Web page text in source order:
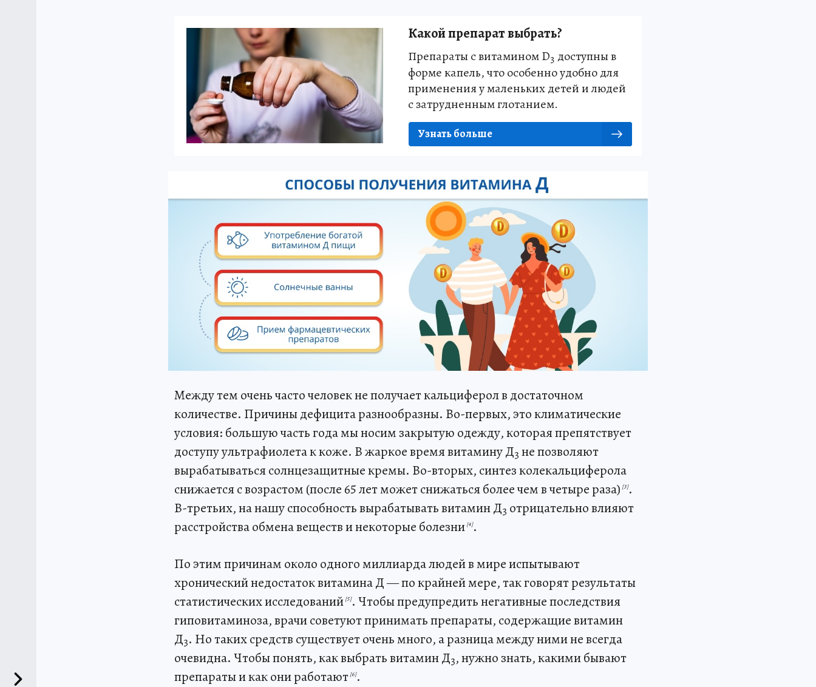
Какой препарат выбрать?
Препараты с витамином D3 доступны в
форме капель, что особенно удобно для
применения у маленьких детей и людей
с затрудненным глотанием.
Узнать больше
Между тем очень часто человек не получает кальциферол в достаточном
количестве. Причины дефицита разнообразны. Во-первых, это климатические
условия: большую часть года мы носим закрытую одежду, которая препятствует
доступу ультрафиолета к коже. В жаркое время витамину Д3 не позволяют
вырабатываться солнцезащитные кремы. Во-вторых, синтез колекальциферола
снижается с возрастом (после 65 лет может снижаться более чем в четыре раза) [3].
В-третьих, на нашу способность вырабатывать витамин Д3 отрицательно влияют
расстройства обмена веществ и некоторые болезни [4].
По этим причинам около одного миллиарда людей в мире испытывают
хронический недостаток витамина Д — по крайней мере, так говорят результаты
статистических исследований [5]. Чтобы предупредить негативные последствия
гиповитаминоза, врачи советуют принимать препараты, содержащие витамин
Д3. Но таких средств существует очень много, а разница между ними не всегда
очевидна. Чтобы понять, как выбрать витамин Д3, нужно знать, какими бывают
препараты и как они работают [6].